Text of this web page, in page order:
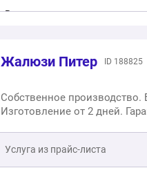
Вертикальные пластиковые
Деревянные горизонтальные
Шторы плиссе
Жалюзи Питер ID 188825
Собственное производство.
Услуга из прайс-листа